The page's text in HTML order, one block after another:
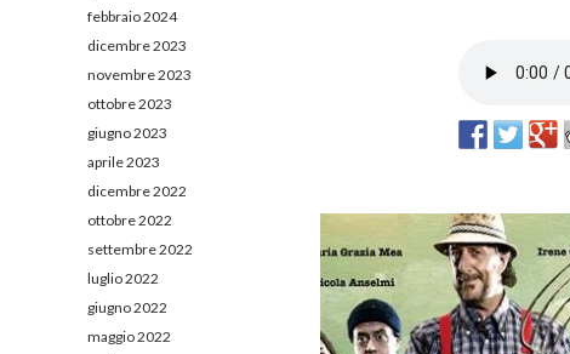
febbraio 2024
dicembre 2023
novembre 2023
ottobre 2023
giugno 2023
aprile 2023
dicembre 2022
ottobre 2022
settembre 2022
luglio 2022
giugno 2022
maggio 2022